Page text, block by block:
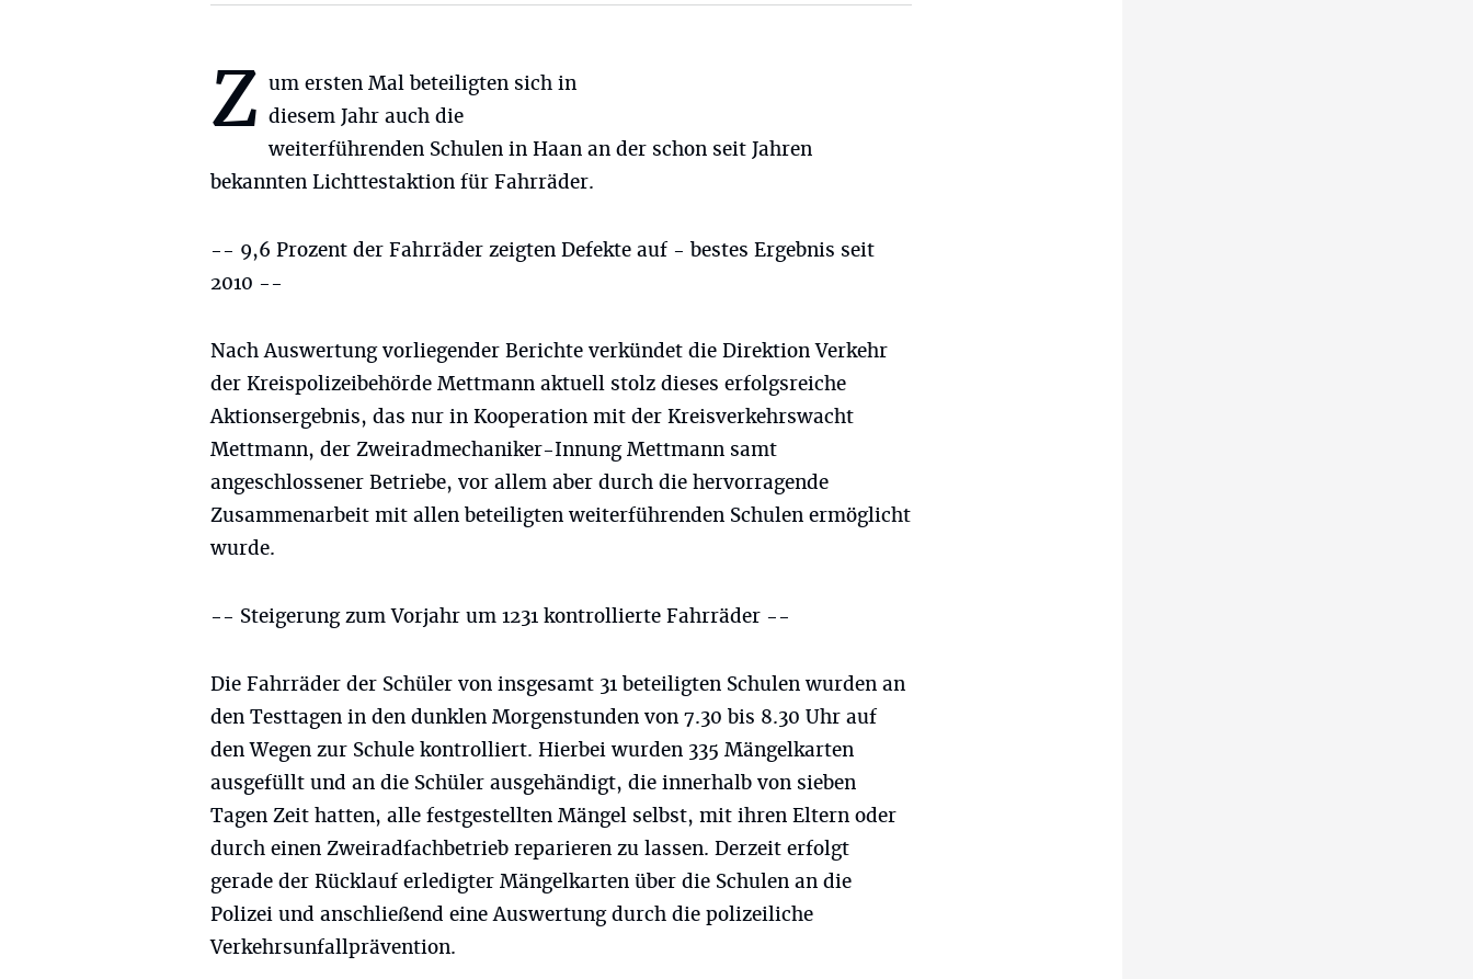
Z um ersten Mal beteiligten sich in
diesem Jahr auch die
weiterführenden Schulen in Haan an der schon seit Jahren
bekannten Lichttestaktion für Fahrräder.
-- 9,6 Prozent der Fahrräder zeigten Defekte auf - bestes Ergebnis seit
2010 --
Nach Auswertung vorliegender Berichte verkündet die Direktion Verkehr
der Kreispolizeibehörde Mettmann aktuell stolz dieses erfolgsreiche
Aktionsergebnis, das nur in Kooperation mit der Kreisverkehrswacht
Mettmann, der Zweiradmechaniker-Innung Mettmann samt
angeschlossener Betriebe, vor allem aber durch die hervorragende
Zusammenarbeit mit allen beteiligten weiterführenden Schulen ermöglicht
wurde.
-- Steigerung zum Vorjahr um 1231 kontrollierte Fahrräder --
Die Fahrräder der Schüler von insgesamt 31 beteiligten Schulen wurden an
den Testtagen in den dunklen Morgenstunden von 7.30 bis 8.30 Uhr auf
den Wegen zur Schule kontrolliert. Hierbei wurden 335 Mängelkarten
ausgefüllt und an die Schüler ausgehändigt, die innerhalb von sieben
Tagen Zeit hatten, alle festgestellten Mängel selbst, mit ihren Eltern oder
durch einen Zweiradfachbetrieb reparieren zu lassen. Derzeit erfolgt
gerade der Rücklauf erledigter Mängelkarten über die Schulen an die
Polizei und anschließend eine Auswertung durch die polizeiliche
Verkehrsunfallprävention.